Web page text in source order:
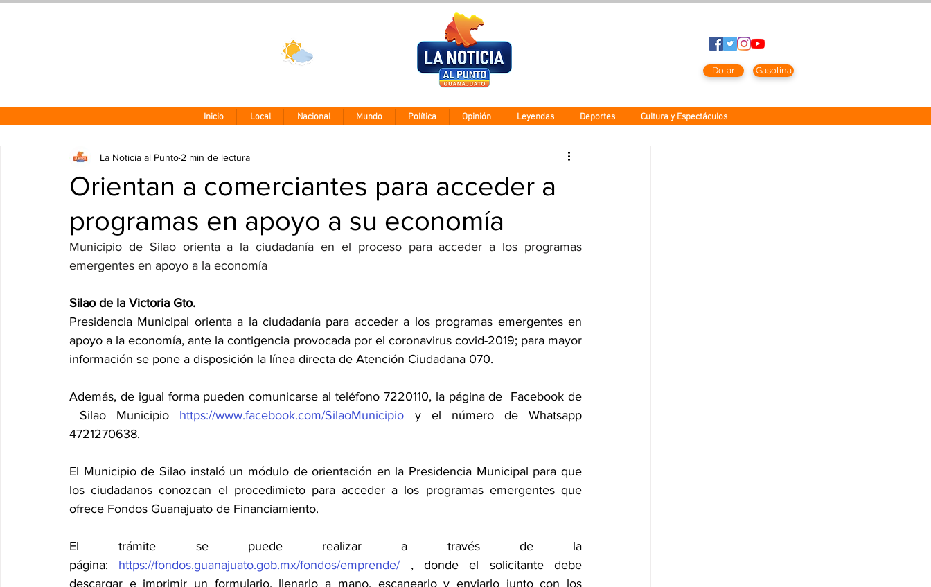
Dolar Gasolina
Inicio Local Nacional Mundo Política Opinión Leyendas Deportes Cultura y Espectáculos
Orientan a comerciantes para acceder a
programas en apoyo a su economía
La Noticia al Punto 2 min de lectura
Municipio de Silao orienta a la ciudadanía en el proceso para acceder a los programas
emergentes en apoyo a la economía
Silao de la Victoria Gto.
Presidencia Municipal orienta a la ciudadanía para acceder a los programas emergentes en
apoyo a la economía, ante la contigencia provocada por el coronavirus covid-2019; para mayor
información se pone a disposición la línea directa de Atención Ciudadana 070.
Además, de igual forma pueden comunicarse al teléfono 7220110, la página de  Facebook de
Silao Municipio https://www.facebook.com/SilaoMunicipio y el número de Whatsapp
4721270638.
El Municipio de Silao instaló un módulo de orientación en la Presidencia Municipal para que
los ciudadanos conozcan el procedimieto para acceder a los programas emergentes que
ofrece Fondos Guanajuato de Financiamiento.
El trámite se puede realizar a través de la
página: https://fondos.guanajuato.gob.mx/fondos/emprende/ , donde el solicitante debe
descargar e imprimir un formulario, llenarlo a mano, escanearlo y enviarlo junto con los